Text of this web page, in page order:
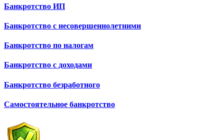
Банкротство ИП
Банкротство с несовершеннолетними
Банкротство по налогам
Банкротство с доходами
Банкротство безработного
Самостоятельное банкротство